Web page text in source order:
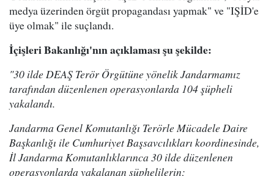
medya üzerinden örgüt propagandası yapmak" ve "IŞİD'e
üye olmak" ile suçlandı.
İçişleri Bakanlığı'nın açıklaması şu şekilde:
"30 ilde DEAŞ Terör Örgütüne yönelik Jandarmamız
tarafından düzenlenen operasyonlarda 104 şüpheli
yakalandı.
Jandarma Genel Komutanlığı Terörle Mücadele Daire
Başkanlığı ile Cumhuriyet Başsavcılıkları koordinesinde,
İl Jandarma Komutanlıklarınca 30 ilde düzenlenen
operasyonlarda yakalanan şüphelilerin;